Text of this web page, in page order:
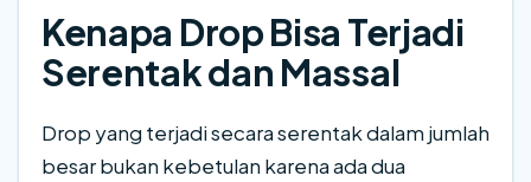
Kenapa Drop Bisa Terjadi
Serentak dan Massal
Drop yang terjadi secara serentak dalam jumlah
besar bukan kebetulan karena ada dua